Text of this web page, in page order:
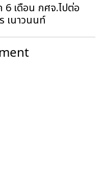
เดือน กศจ.ไปต่อ
เนาวนนท์